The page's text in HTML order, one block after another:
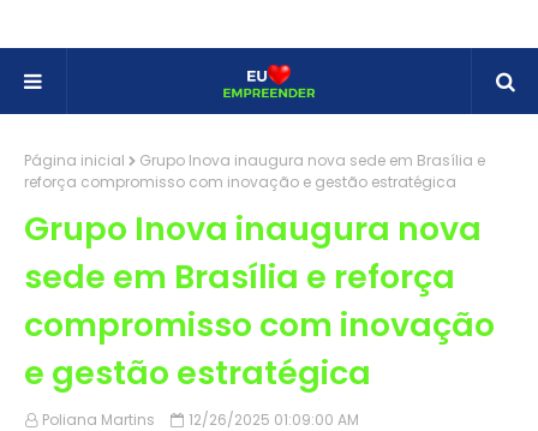
Página inicial
Grupo Inova inaugura nova sede em Brasília e
reforça compromisso com inovação e gestão estratégica
Grupo Inova inaugura nova
sede em Brasília e reforça
compromisso com inovação
e gestão estratégica
Poliana Martins 12/26/2025 01:09:00 AM